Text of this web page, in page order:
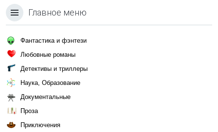
Главное меню
Фантастика и фэнтези
Любовные романы
Детективы и триллеры
Наука, Образование
Документальные
Проза
Приключения